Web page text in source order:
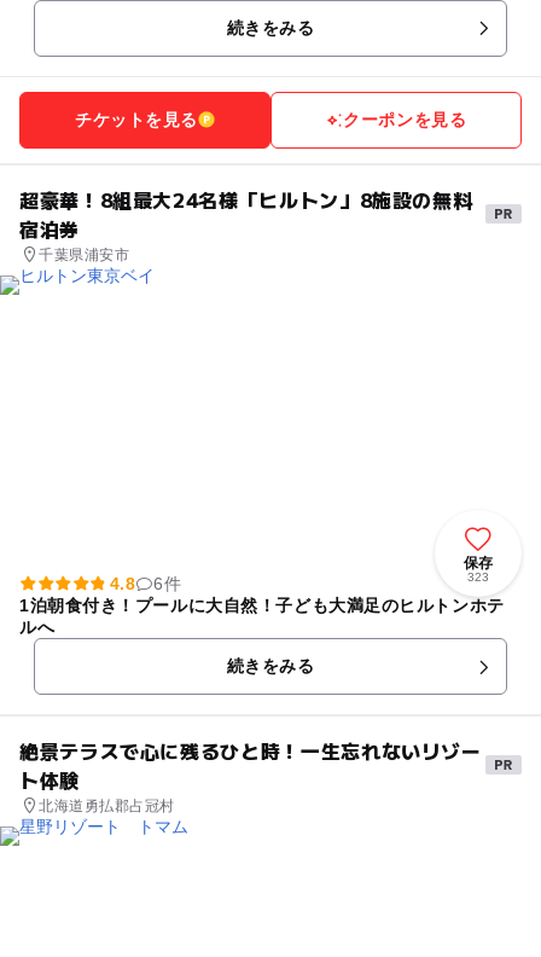
続きをみる
チケットを見る クーポンを見る
超豪華！8組最大24名様「ヒルトン」8施設の無料
宿泊券
千葉県浦安市
保存
323
4.8
6件
1泊朝食付き！プールに大自然！子ども大満足のヒルトンホテ
ルへ
続きをみる
絶景テラスで心に残るひと時！一生忘れないリゾー
ト体験
北海道勇払郡占冠村